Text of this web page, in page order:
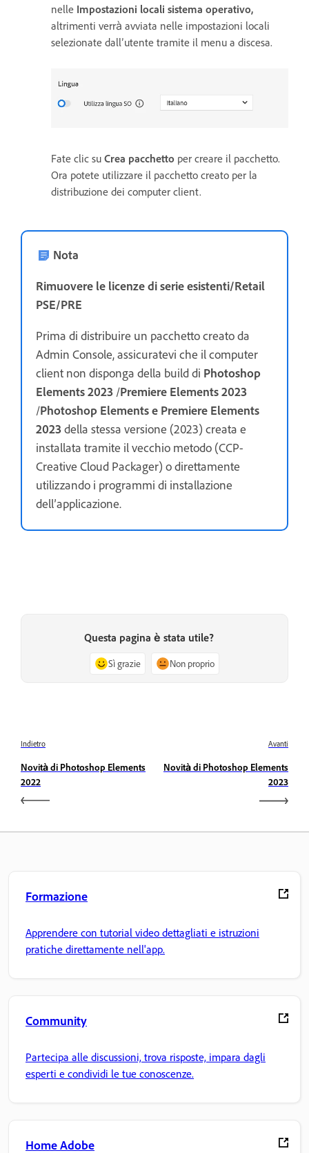
nelle Impostazioni locali sistema operativo,
altrimenti verrà avviata nelle impostazioni locali
selezionate dall’utente tramite il menu a discesa.
Fate clic su Crea pacchetto per creare il pacchetto.
Ora potete utilizzare il pacchetto creato per la
distribuzione dei computer client.
Nota
Rimuovere le licenze di serie esistenti/Retail
PSE/PRE
Prima di distribuire un pacchetto creato da
Admin Console, assicuratevi che il computer
client non disponga della build di Photoshop
Elements 2023 /Premiere Elements 2023
/Photoshop Elements e Premiere Elements
2023della stessa versione (2023) creata e
installata tramite il vecchio metodo (CCP-
Creative Cloud Packager) o direttamente
utilizzando i programmi di installazione
dell’applicazione.
Questa pagina è stata utile?
Sì grazie Non proprio
Indietro
Novità di Photoshop Elements
2022
Avanti
Novità di Photoshop Elements
2023
Formazione
Apprendere con tutorial video dettagliati e istruzioni
pratiche direttamente nell'app.
Community
Partecipa alle discussioni, trova risposte, impara dagli
esperti e condividi le tue conoscenze.
Home Adobe